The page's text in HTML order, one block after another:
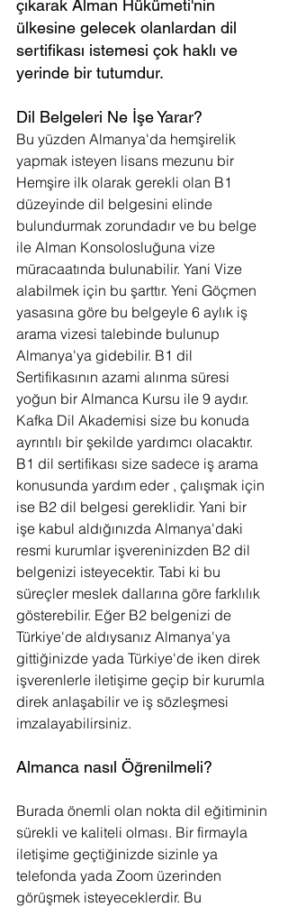
çıkarak Alman Hükümeti'nin
ülkesine gelecek olanlardan dil
sertifikası istemesi çok haklı ve
yerinde bir tutumdur.
Dil Belgeleri Ne İşe Yarar?
Bu yüzden Almanya'da hemşirelik
yapmak isteyen lisans mezunu bir
Hemşire ilk olarak gerekli olan B1
düzeyinde dil belgesini elinde
bulundurmak zorundadır ve bu belge
ile Alman Konsolosluğuna vize
müracaatında bulunabilir. Yani Vize
alabilmek için bu şarttır. Yeni Göçmen
yasasına göre bu belgeyle 6 aylık iş
arama vizesi talebinde bulunup
Almanya'ya gidebilir. B1 dil
Sertifikasının azami alınma süresi
yoğun bir Almanca Kursu ile 9 aydır.
Kafka Dil Akademisi size bu konuda
ayrıntılı bir şekilde yardımcı olacaktır.
B1 dil sertifikası size sadece iş arama
konusunda yardım eder , çalışmak için
ise B2 dil belgesi gereklidir. Yani bir
işe kabul aldığınızda Almanya'daki
resmi kurumlar işvereninizden B2 dil
belgenizi isteyecektir. Tabi ki bu
süreçler meslek dallarına göre farklılık
gösterebilir. Eğer B2 belgenizi de
Türkiye'de aldıysanız Almanya'ya
gittiğinizde yada Türkiye'de iken direk
işverenlerle iletişime geçip bir kurumla
direk anlaşabilir ve iş sözleşmesi
imzalayabilirsiniz.
Almanca nasıl Öğrenilmeli?
Burada önemli olan nokta dil eğitiminin
sürekli ve kaliteli olması. Bir firmayla
iletişime geçtiğinizde sizinle ya
telefonda yada Zoom üzerinden
görüşmek isteyeceklerdir. Bu